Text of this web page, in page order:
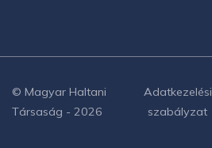
© Magyar Haltani
Társaság - 2026
Adatkezelési
szabályzat